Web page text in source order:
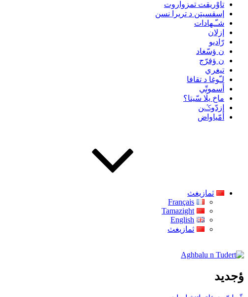
تاوْريقت تمزواروت
إسقسيتن د تريرا نسن
شـّـهادات
إزلان
رّاديو
ن ؤسّغاد
ن ؤفرّج
تيغري
لـّوغا د تقافا
أسموتّي
ماخ يلَا سّيتا؟
إزدّوݣن
أمّياواض
ثمازيغث
Français
Tamazight
English
ثمازيغث
Aghbalu n Tudert
ؤجديد